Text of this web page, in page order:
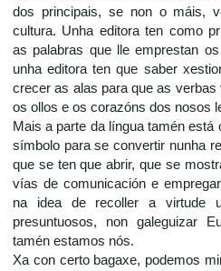
dos principais, se non o máis,
cultura. Unha editora ten como
as palabras que lle emprestan
unha editora ten que saber
crecer as alas para que as
os ollos e os corazóns dos nosos
Mais a parte da língua tamén
símbolo para se convertir nunha
que se ten que abrir, que se
vías de comunicación e
na idea de recoller a virtude
presuntuosos, non galeguizar
tamén estamos nós.
Xa con certo bagaxe, podemos